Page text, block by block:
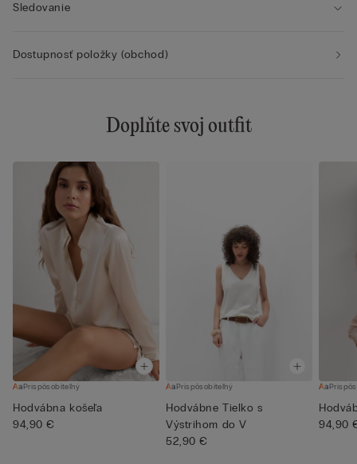
Sledovanie
Dostupnosť položky (obchod)
Doplňte svoj outfit
Prispôsobiteľný
Hodvábna košeľa
94,90 €
Prispôsobiteľný
Hodvábne Tielko s
Výstrihom do V
52,90 €
94,90